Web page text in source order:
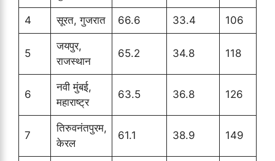
4 सूरत, गुजरात 66.6 33.4 106
5
जयपुर,
राजस्थान
65.2 34.8 118
6
नवी मुंबई,
महाराष्ट्र
63.5 36.8 126
7
तिरुवनंतपुरम,
केरल
61.1 38.9 149